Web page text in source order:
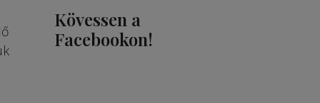
Kövessen a
Facebookon!